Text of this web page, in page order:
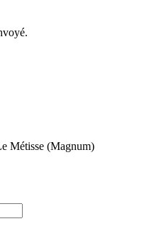
Métisse (Magnum)